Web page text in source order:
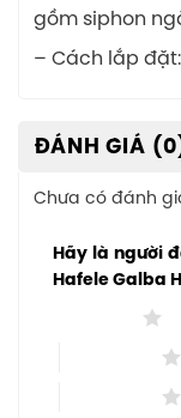
gồm siphon
– Cách lắp
ĐÁNH GIÁ
Chưa có đánh
Hãy là người
Hafele Galba